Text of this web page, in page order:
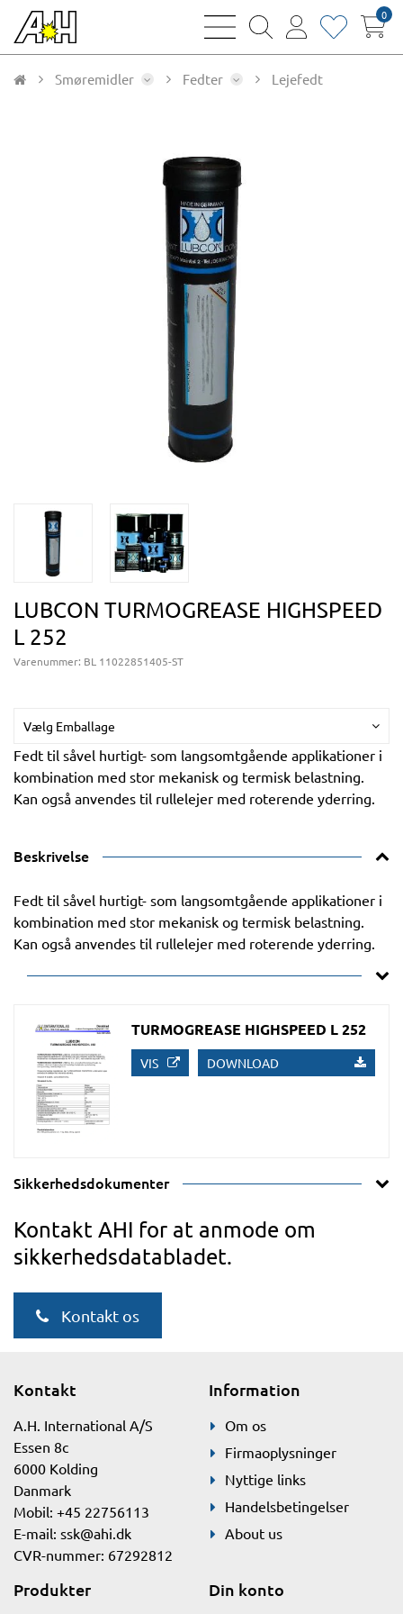
bars
magnifying
user
heart0
Smøremidler Fedter Lejefedt
LUBCON TURMOGREASE HIGHSPEED
L 252
Varenummer: BL 11022851405-ST
Vælg Emballage
Fedt til såvel hurtigt- som langsomtgående applikationer i
kombination med stor mekanisk og termisk belastning.
Kan også anvendes til rullelejer med roterende yderring.
Beskrivelse
Fedt til såvel hurtigt- som langsomtgående applikationer i
kombination med stor mekanisk og termisk belastning.
Kan også anvendes til rullelejer med roterende yderring.
TURMOGREASE HIGHSPEED L 252
VIS DOWNLOAD
Sikkerhedsdokumenter
Kontakt AHI for at anmode om
sikkerhedsdatabladet.
Kontakt os
Kontakt
A.H. International A/S
Essen 8c
6000 Kolding
Danmark
Mobil: +45 22756113
E-mail: ssk@ahi.dk
CVR-nummer: 67292812
Information
Om os
Firmaoplysninger
Nyttige links
Handelsbetingelser
About us
Produkter Din konto